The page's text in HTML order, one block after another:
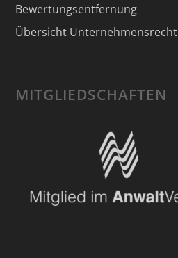
Bewertungsentfernung
Übersicht Unternehmensrecht
MITGLIEDSCHAFTEN